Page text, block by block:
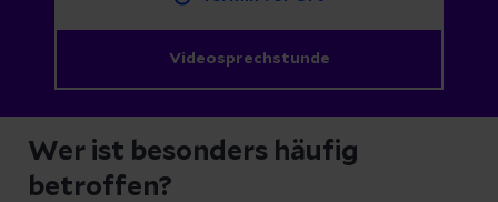
Videosprechstunde
Wer ist besonders häufig
betroffen?